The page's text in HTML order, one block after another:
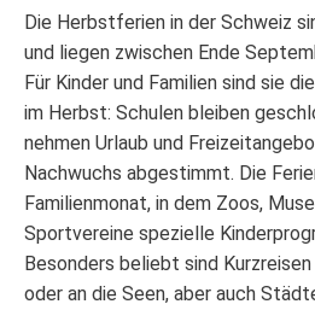
Die Herbstferien in der Schweiz
und liegen zwischen Ende
Für Kinder und Familien sind sie
im Herbst: Schulen bleiben
nehmen Urlaub und
Nachwuchs abgestimmt. Die
Familienmonat, in dem Zoos,
Sportvereine spezielle
Besonders beliebt sind
oder an die Seen, aber auch